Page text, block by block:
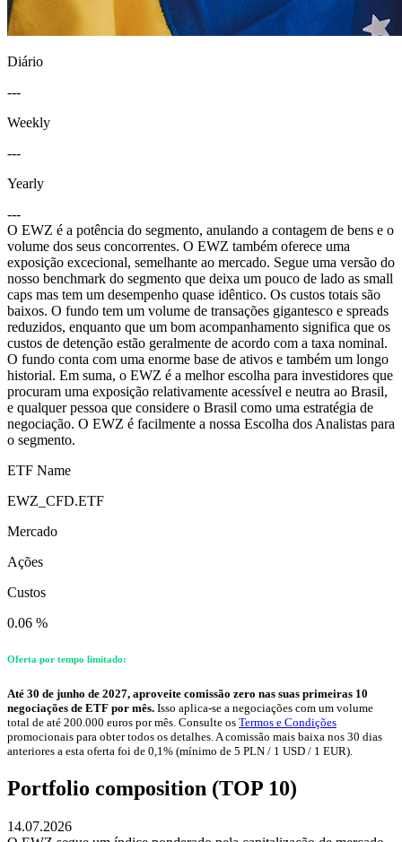
Diário
---
Weekly
---
Yearly
---
O EWZ é a potência do segmento, anulando a contagem de bens e o
volume dos seus concorrentes. O EWZ também oferece uma
exposição excecional, semelhante ao mercado. Segue uma versão do
nosso benchmark do segmento que deixa um pouco de lado as small
caps mas tem um desempenho quase idêntico. Os custos totais são
baixos. O fundo tem um volume de transações gigantesco e spreads
reduzidos, enquanto que um bom acompanhamento significa que os
custos de detenção estão geralmente de acordo com a taxa nominal.
O fundo conta com uma enorme base de ativos e também um longo
historial. Em suma, o EWZ é a melhor escolha para investidores que
procuram uma exposição relativamente acessível e neutra ao Brasil,
e qualquer pessoa que considere o Brasil como uma estratégia de
negociação. O EWZ é facilmente a nossa Escolha dos Analistas para
o segmento.
ETF Name
EWZ_CFD.ETF
Mercado
Ações
Custos
0.06 %
Oferta por tempo limitado:
Até 30 de junho de 2027, aproveite comissão zero nas suas primeiras 10
negociações de ETF por mês. Isso aplica-se a negociações com um volume
total de até 200.000 euros por mês. Consulte os Termos e Condições
promocionais para obter todos os detalhes. A comissão mais baixa nos 30 dias
anteriores a esta oferta foi de 0,1% (mínimo de 5 PLN / 1 USD / 1 EUR).
Portfolio composition (TOP 10)
14.07.2026